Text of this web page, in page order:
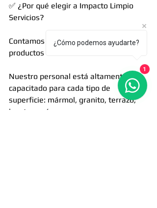
✅ ¿Por qué elegir a Impacto Limpio
Servicios?
Contamos con equipo profesional y
productos de alta calidad.
Nuestro personal está altamente
capacitado para cada tipo de
superficie: mármol, granito, terrazo,
loseta y más.
¿Cómo podemos ayudarte?
1